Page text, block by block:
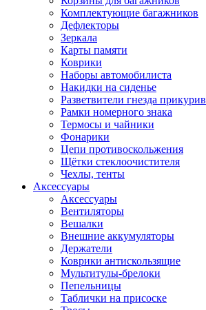
Комплектующие багажников
Дефлекторы
Зеркала
Карты памяти
Коврики
Наборы автомобилиста
Накидки на сиденье
Разветвители гнезда
Рамки номерного знака
Термосы и чайники
Фонарики
Цепи противоскольжения
Щётки стеклоочистителя
Чехлы, тенты
Аксессуары
Аксессуары
Вентиляторы
Вешалки
Внешние аккумуляторы
Держатели
Коврики антискользящие
Мультитулы-брелоки
Пепельницы
Таблички на присоске